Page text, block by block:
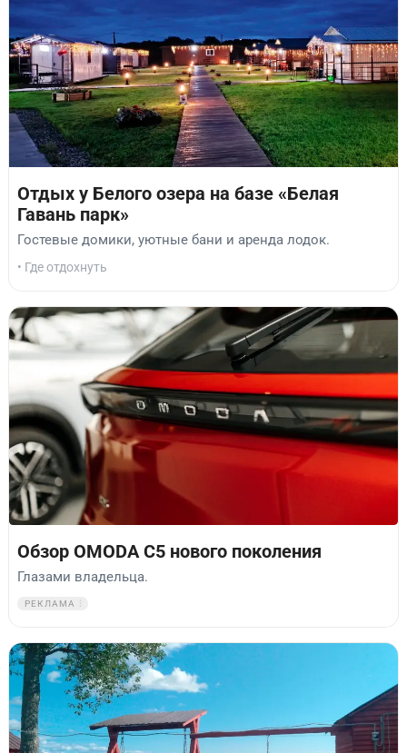
Отдых у Белого озера на базе «Белая
Гавань парк»
Гостевые домики, уютные бани и аренда лодок.
• Где отдохнуть
Обзор OMODA C5 нового поколения
Глазами владельца.
РЕКЛАМА